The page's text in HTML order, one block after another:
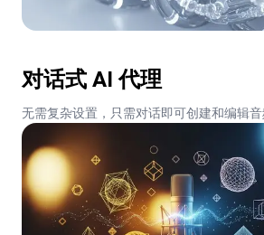
对话式 AI 代理
无需复杂设置，只需对话即可创建和编辑音